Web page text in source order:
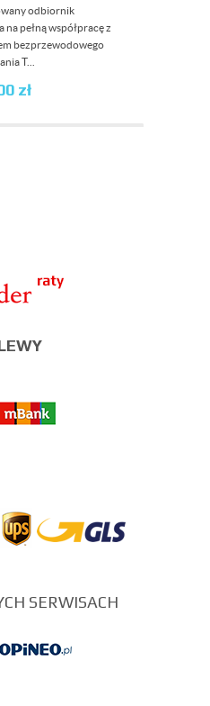
odbiornik
na pełną współpracę z
bezprzewodowego
T...
zł
SERWISACH